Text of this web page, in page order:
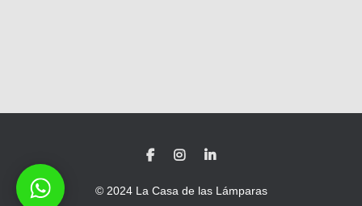
© 2024 La Casa de las Lámparas